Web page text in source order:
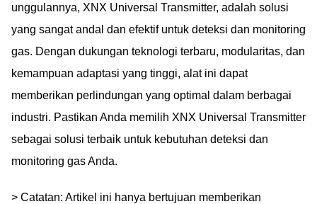
unggulannya, XNX Universal Transmitter, adalah solusi
yang sangat andal dan efektif untuk deteksi dan monitoring
gas. Dengan dukungan teknologi terbaru, modularitas, dan
kemampuan adaptasi yang tinggi, alat ini dapat
memberikan perlindungan yang optimal dalam berbagai
industri. Pastikan Anda memilih XNX Universal Transmitter
sebagai solusi terbaik untuk kebutuhan deteksi dan
monitoring gas Anda.
> Catatan: Artikel ini hanya bertujuan memberikan